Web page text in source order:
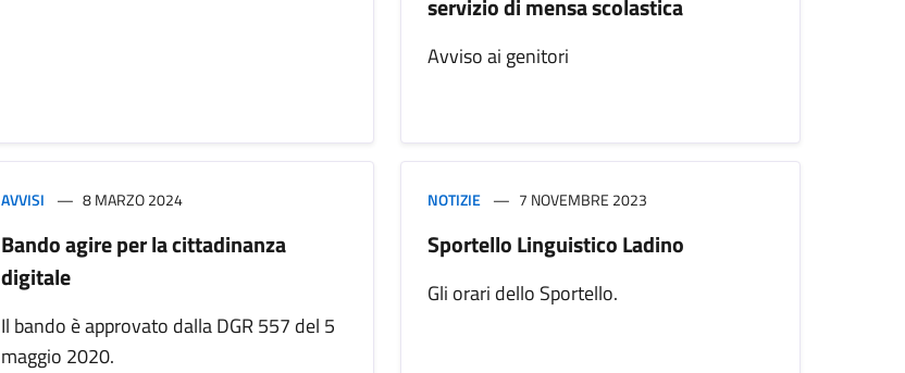
servizio di mensa scolastica
Avviso ai genitori
AVVISI 8 MARZO 2024
Bando agire per la cittadinanza
digitale
Il bando è approvato dalla DGR 557 del 5
maggio 2020.
NOTIZIE 7 NOVEMBRE 2023
Sportello Linguistico Ladino
Gli orari dello Sportello.